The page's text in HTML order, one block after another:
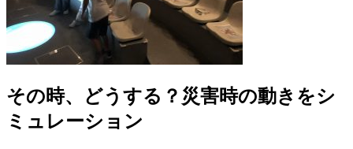
その時、どうする？災害時の動きをシ
ミュレーション